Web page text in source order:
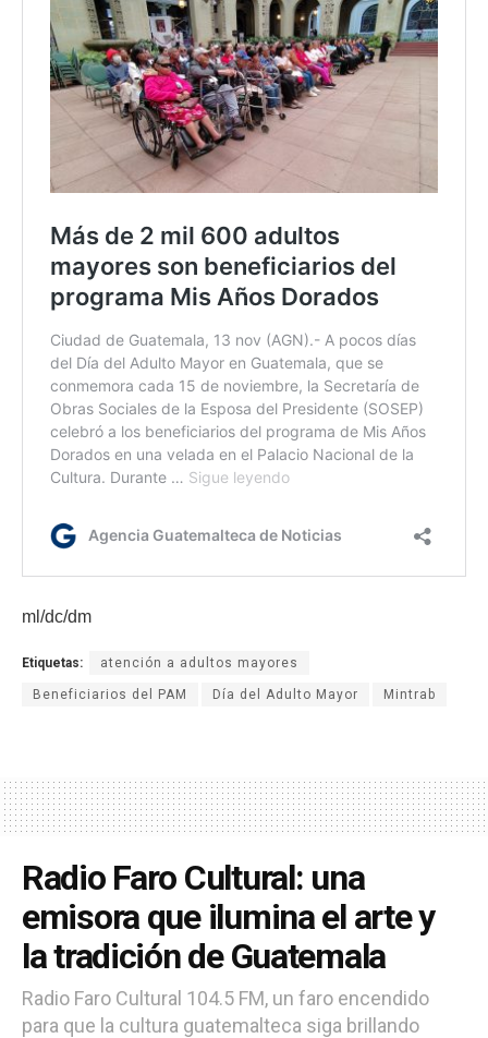
ml/dc/dm
Etiquetas: atención a adultos mayores
Beneficiarios del PAM Día del Adulto Mayor Mintrab
Radio Faro Cultural: una
emisora que ilumina el arte y
la tradición de Guatemala
Radio Faro Cultural 104.5 FM, un faro encendido
para que la cultura guatemalteca siga brillando